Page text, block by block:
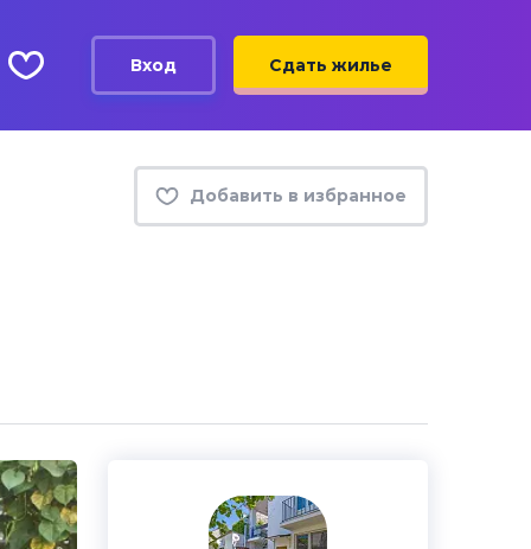
Вход Сдать жилье
Добавить в избранное